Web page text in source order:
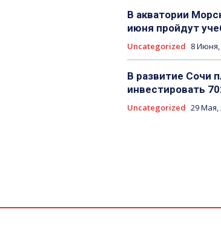
В акватории
июня пройдут
Uncategorized 8 Июня,
В развитие Сочи
инвестировать
Uncategorized 29 Мая,